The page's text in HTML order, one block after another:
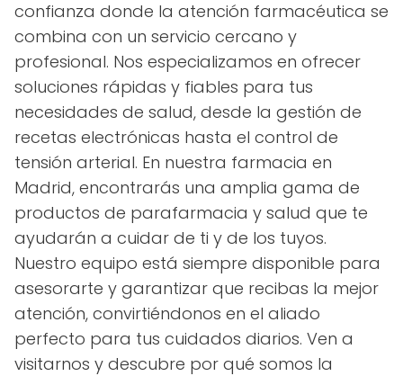
confianza donde la atención farmacéutica se
combina con un servicio cercano y
profesional. Nos especializamos en ofrecer
soluciones rápidas y fiables para tus
necesidades de salud, desde la gestión de
recetas electrónicas hasta el control de
tensión arterial. En nuestra farmacia en
Madrid, encontrarás una amplia gama de
productos de parafarmacia y salud que te
ayudarán a cuidar de ti y de los tuyos.
Nuestro equipo está siempre disponible para
asesorarte y garantizar que recibas la mejor
atención, convirtiéndonos en el aliado
perfecto para tus cuidados diarios. Ven a
visitarnos y descubre por qué somos la